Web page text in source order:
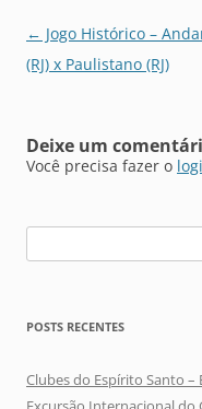
Navegação
de
← Jogo Histórico –
(RJ) x Paulistano (RJ)
Deixe um
Você precisa fazer o
por:
POSTS RECENTES
Clubes do Espírito Santo